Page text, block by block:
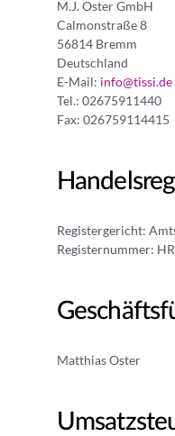
M.J. Oster GmbH
Calmonstraße 8
56814 Bremm
Deutschland
E-Mail: info@tissi.de
Tel.: 02675911440
Fax: 026759114415
Registergericht:
Registernummer:
Matthias Oster